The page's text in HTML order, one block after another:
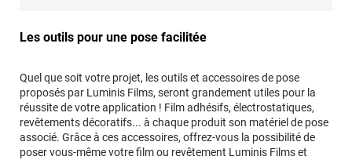
Les outils pour une pose facilitée
Quel que soit votre projet, les outils et accessoires de pose
proposés par Luminis Films, seront grandement utiles pour la
réussite de votre application ! Film adhésifs, électrostatiques,
revêtements décoratifs... à chaque produit son matériel de pose
associé. Grâce à ces accessoires, offrez-vous la possibilité de
poser vous-même votre film ou revêtement Luminis Films et